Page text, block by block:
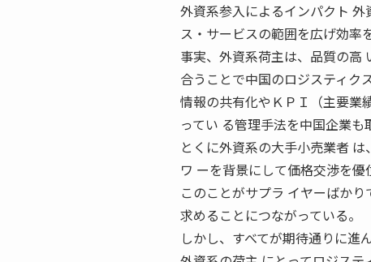
外資系参入によるインパクト
ス・サービスの範囲を広げ効率
事実、外資系荷主は、品質の高
合うことで中国のロジスティク
情報の共有化やＫＰＩ（主要業
ってい る管理手法を中国企業も
とくに外資系の大手小売業者
ワ ーを背景にして価格交渉を優
このことがサプラ イヤーばか
求めることにつながっている。
しかし、すべてが期待通りに進